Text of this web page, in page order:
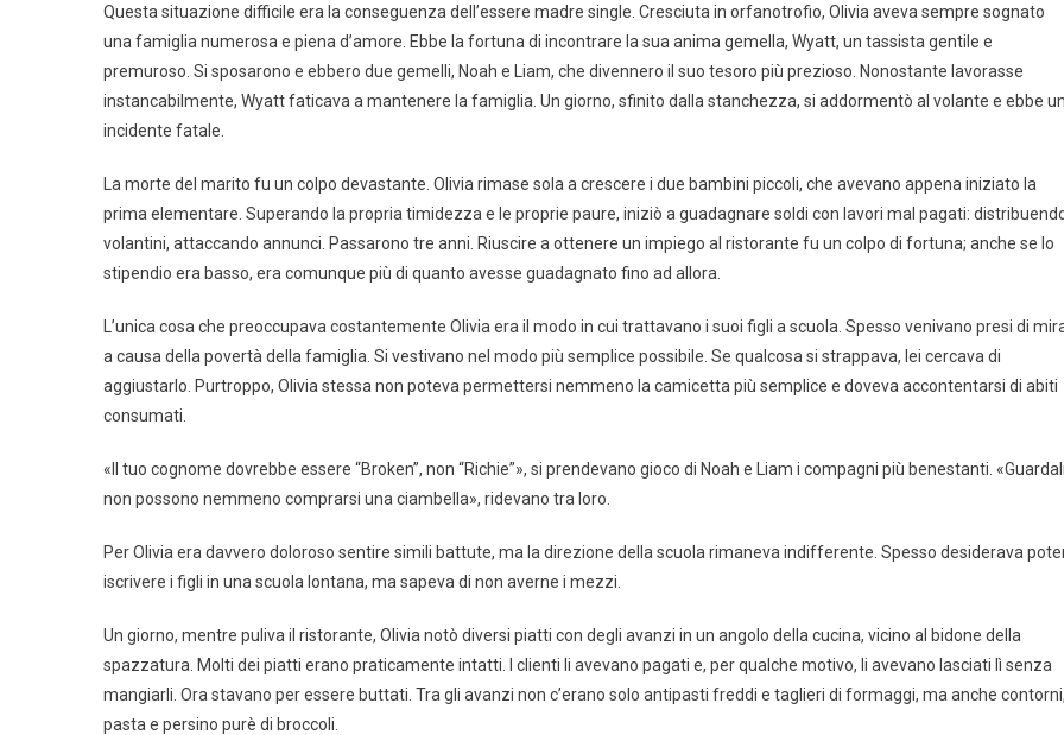
Questa situazione difficile era la conseguenza dell’essere madre single. Cresciuta in orfanotrofio, Olivia aveva sempre sognato
una famiglia numerosa e piena d’amore. Ebbe la fortuna di incontrare la sua anima gemella, Wyatt, un tassista gentile e
premuroso. Si sposarono e ebbero due gemelli, Noah e Liam, che divennero il suo tesoro più prezioso. Nonostante lavorasse
instancabilmente, Wyatt faticava a mantenere la famiglia. Un giorno, sfinito dalla stanchezza, si addormentò al volante e ebbe
incidente fatale.
La morte del marito fu un colpo devastante. Olivia rimase sola a crescere i due bambini piccoli, che avevano appena iniziato la
prima elementare. Superando la propria timidezza e le proprie paure, iniziò a guadagnare soldi con lavori mal pagati:
volantini, attaccando annunci. Passarono tre anni. Riuscire a ottenere un impiego al ristorante fu un colpo di fortuna; anche se lo
stipendio era basso, era comunque più di quanto avesse guadagnato fino ad allora.
L’unica cosa che preoccupava costantemente Olivia era il modo in cui trattavano i suoi figli a scuola. Spesso venivano presi di
a causa della povertà della famiglia. Si vestivano nel modo più semplice possibile. Se qualcosa si strappava, lei cercava di
aggiustarlo. Purtroppo, Olivia stessa non poteva permettersi nemmeno la camicetta più semplice e doveva accontentarsi di abiti
consumati.
«Il tuo cognome dovrebbe essere “Broken”, non “Richie”», si prendevano gioco di Noah e Liam i compagni più benestanti.
non possono nemmeno comprarsi una ciambella», ridevano tra loro.
Per Olivia era davvero doloroso sentire simili battute, ma la direzione della scuola rimaneva indifferente. Spesso desiderava
iscrivere i figli in una scuola lontana, ma sapeva di non averne i mezzi.
Un giorno, mentre puliva il ristorante, Olivia notò diversi piatti con degli avanzi in un angolo della cucina, vicino al bidone della
spazzatura. Molti dei piatti erano praticamente intatti. I clienti li avevano pagati e, per qualche motivo, li avevano lasciati lì senza
mangiarli. Ora stavano per essere buttati. Tra gli avanzi non c’erano solo antipasti freddi e taglieri di formaggi, ma anche
pasta e persino purè di broccoli.